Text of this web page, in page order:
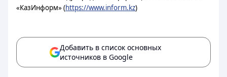
«КазИнформ» (https://www.inform.kz)
Добавить в список основных
источников в Google